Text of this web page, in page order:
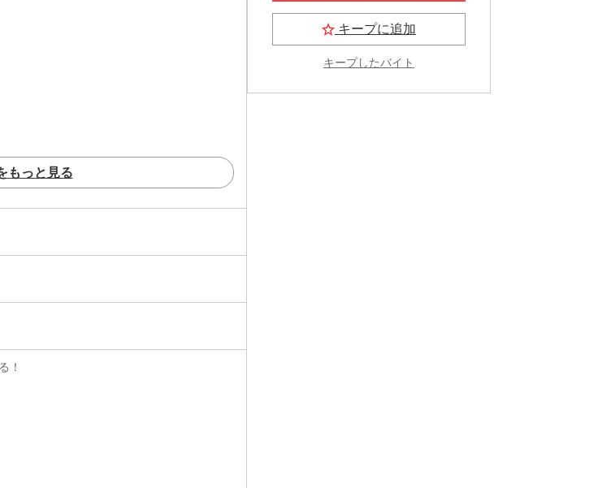
もっと見る
！
キープに追加
キープしたバイト